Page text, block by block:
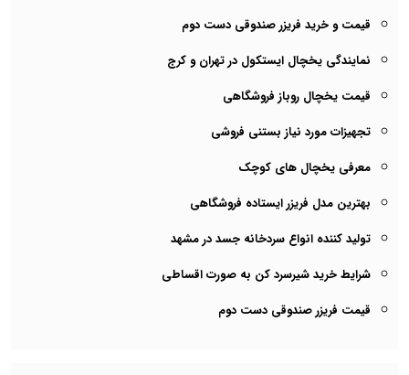
قیمت و خرید فریزر صندوقی دست دوم
نمایندگی یخچال ایستکول در تهران و کرج
قیمت یخچال روباز فروشگاهی
تجهیزات مورد نیاز بستنی فروشی
معرفی یخچال های کوچک
بهترین مدل فریزر ایستاده فروشگاهی
تولید کننده انواع سردخانه جسد در مشهد
شرایط خرید شیرسرد کن به صورت اقساطی
قیمت فریزر صندوقی دست دوم